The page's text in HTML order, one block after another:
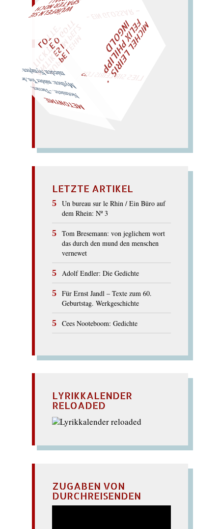
„
S
U
P
P
E
L
E
H
M
A
N
T
I
K
E
S
I
M
P
E
L
Z
T
I
C
K
T
E
O
G
O
T
T
L
O
T
T
E
"
METONYMIE
Notmiete. –Themen,
Mythen: müder Ton, den
mieden Nymphen nie… M
I
C
H
E
L
L
E
I
R
I
S
・
F
E
L
I
X
P
H
I
L
I
P
P
I
N
G
O
L
D
LIES SIR LEIRIS LEIS
L!
LETZTE ARTIKEL
Un bureau sur le Rhin / Ein Büro auf
dem Rhein: Nº 3
Tom Bresemann: von jeglichem wort
das durch den mund den menschen
vernewet
Adolf Endler: Die Gedichte
Für Ernst Jandl – Texte zum 60.
Geburtstag. Werkgeschichte
Cees Nooteboom: Gedichte
LYRIKKALENDER
RELOADED
ZUGABEN VON
DURCHREISENDEN